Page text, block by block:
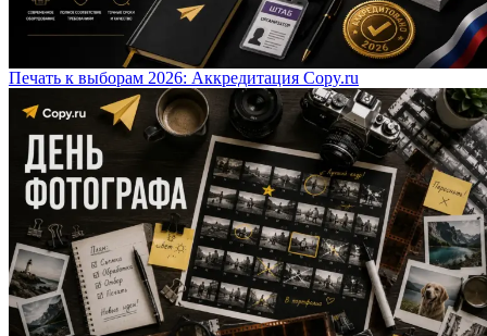
Печать к выборам 2026: Аккредитация Copy.ru